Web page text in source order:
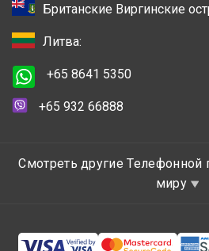
Британские Виргинские
Литва:
+65 8641 5350
+65 932 66888
Смотреть другие
миру